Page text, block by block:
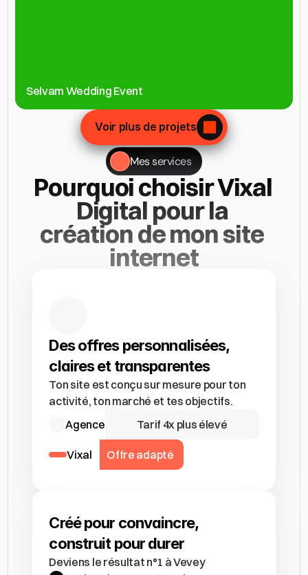
Selvam Wedding Event
Voir plus de projets
Voir plus de projets
Mes services
Pourquoi choisir Vixal
Digital pour la
création de mon site
internet
Des offres personnalisées,
claires et transparentes
Ton site est conçu sur mesure pour ton
activité, ton marché et tes objectifs.
Agence
Tarif 4x plus élevé
Vixal Offre adapté
Créé pour convaincre,
construit pour durer
Deviens le résultat n°1 à Vevey